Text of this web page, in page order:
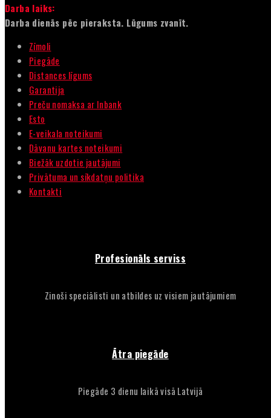
Darba laiks:
Darba dienās pēc pieraksta. Lūgums zvanīt.
Zīmoli
Piegāde
Distances līgums
Garantija
Preču nomaksa ar Inbank
Esto
E-veikala noteikumi
Dāvanu kartes noteikumi
Biežāk uzdotie jautājumi
Privātuma un sīkdatņu politika
Kontakti
Profesionāls serviss
Zinoši speciālisti un atbildes uz visiem jautājumiem
Ātra piegāde
Piegāde 3 dienu laikā visā Latvijā